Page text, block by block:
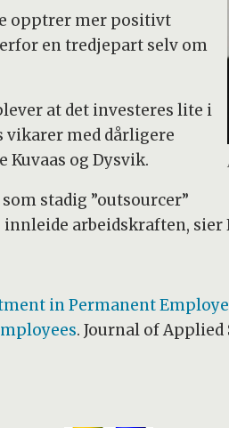
opptrer mer positivt
en tredjepart selv om
at det investeres lite i
med dårligere
og Dysvik.
stadig ”outsourcer”
arbeidskraften, sier
in Permanent
. Journal of Applied